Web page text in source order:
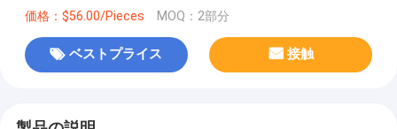
価格：$56.00/Pieces MOQ：2部分
ベストプライス 接触